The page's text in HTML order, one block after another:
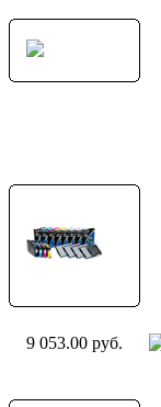
9 053.00 руб.